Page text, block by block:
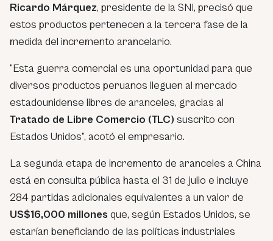
Ricardo Márquez, presidente de la SNI, precisó que
estos productos pertenecen a la tercera fase de la
medida del incremento arancelario.
“Esta guerra comercial es una oportunidad para que
diversos productos peruanos lleguen al mercado
estadounidense libres de aranceles, gracias al
Tratado de Libre Comercio (TLC) suscrito con
Estados Unidos”, acotó el empresario.
La segunda etapa de incremento de aranceles a China
está en consulta pública hasta el 31 de julio e incluye
284 partidas adicionales equivalentes a un valor de
US$16,000 millones que, según Estados Unidos, se
estarían beneficiando de las políticas industriales